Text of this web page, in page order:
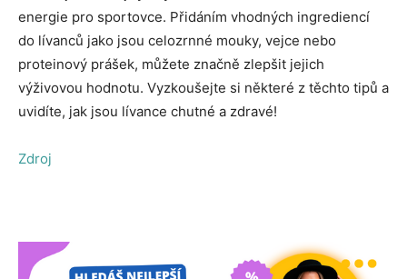
energie pro sportovce. Přidáním vhodných ingrediencí
do lívanců jako jsou celozrnné mouky, vejce nebo
proteinový prášek, můžete značně zlepšit jejich
výživovou hodnotu. Vyzkoušejte si některé z těchto tipů a
uvidíte, jak jsou lívance chutné a zdravé!
Zdroj